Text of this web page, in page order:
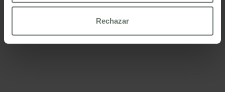
política de cookies
Rechazar